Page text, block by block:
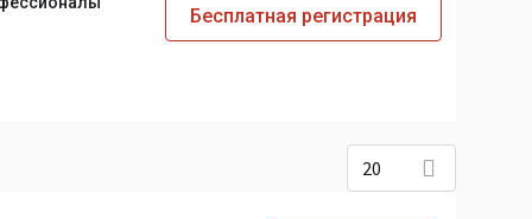
Бесплатная регистрация
20